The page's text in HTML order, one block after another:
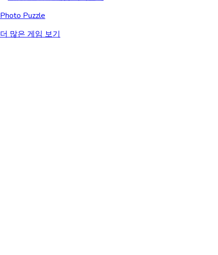
Photo Puzzle
더 많은 게임 보기